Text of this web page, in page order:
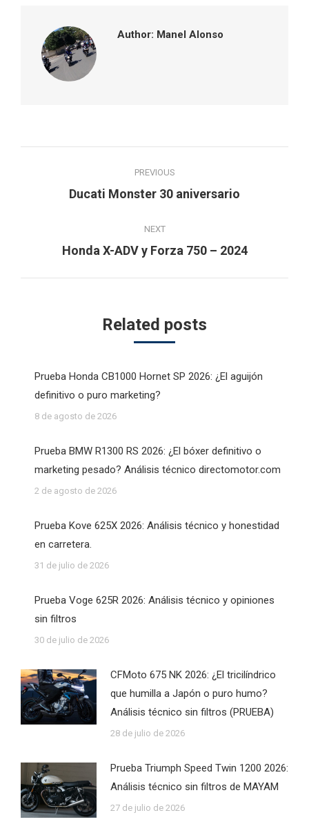
Author: Manel Alonso
navigation
PREVIOUS
Previous
Ducati Monster 30 aniversario
NEXT
Next
Honda X-ADV y Forza 750 – 2024
Related posts
Prueba Honda CB1000 Hornet SP 2026: ¿El aguijón
definitivo o puro marketing?
8 de agosto de 2026
Prueba BMW R1300 RS 2026: ¿El bóxer definitivo o
marketing pesado? Análisis técnico directomotor.com
2 de agosto de 2026
Prueba Kove 625X 2026: Análisis técnico y honestidad
en carretera.
31 de julio de 2026
Prueba Voge 625R 2026: Análisis técnico y opiniones
sin filtros
30 de julio de 2026
CFMoto 675 NK 2026: ¿El tricilíndrico
que humilla a Japón o puro humo?
Análisis técnico sin filtros (PRUEBA)
28 de julio de 2026
Prueba Triumph Speed Twin 1200 2026:
Análisis técnico sin filtros de MAYAM
27 de julio de 2026